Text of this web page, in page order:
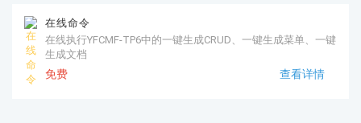
在线命令
在线执行YFCMF-TP6中的一键生成CRUD、一键生成菜单、一键
生成文档
免费 查看详情